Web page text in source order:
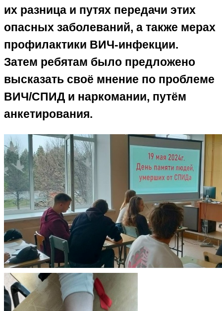
их разница и путях передачи этих
опасных заболеваний, а также мерах
профилактики ВИЧ-инфекции.
Затем ребятам было предложено
высказать своё мнение по проблеме
ВИЧ/СПИД и наркомании, путём
анкетирования.